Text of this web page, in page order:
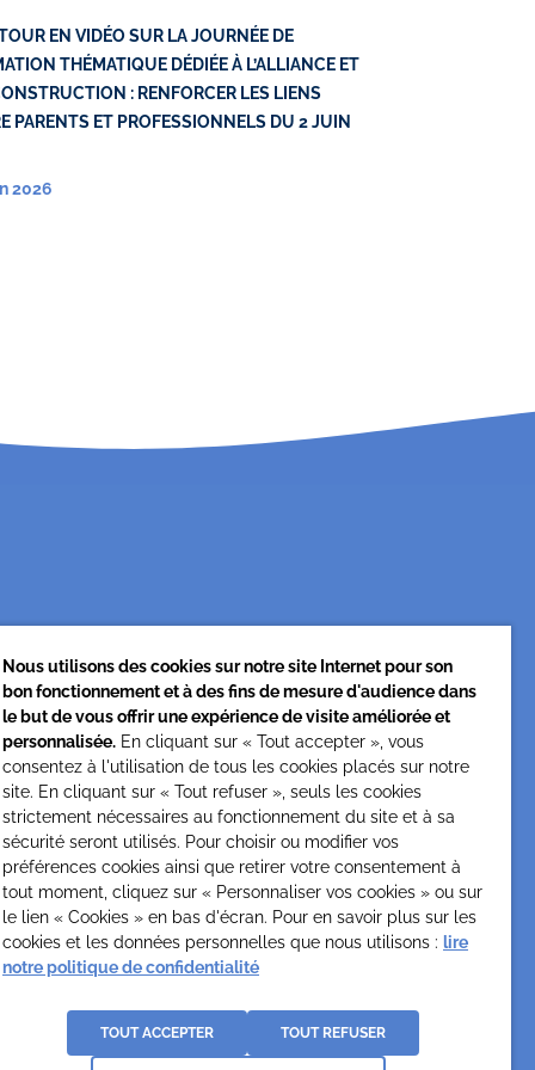
EN VIDÉO SUR LA JOURNÉE DE
THÉMATIQUE DÉDIÉE À L’ALLIANCE ET
: RENFORCER LES LIENS
PARENTS ET PROFESSIONNELS DU 2 JUIN
2026
Cesap Formation
formation@cesap.asso.fr
01 53 20 68 58
Nous utilisons des cookies sur notre site Internet pour son
bon fonctionnement et à des fins de mesure d'audience dans
le but de vous offrir une expérience de visite améliorée et
personnalisée. En cliquant sur « Tout accepter », vous
consentez à l'utilisation de tous les cookies placés sur notre
site. En cliquant sur « Tout refuser », seuls les cookies
strictement nécessaires au fonctionnement du site et à sa
sécurité seront utilisés. Pour choisir ou modifier vos
préférences cookies ainsi que retirer votre consentement à
tout moment, cliquez sur « Personnaliser vos cookies » ou sur
le lien « Cookies » en bas d'écran. Pour en savoir plus sur les
cookies et les données personnelles que nous utilisons : lire
notre politique de confidentialité
TOUT ACCEPTER TOUT REFUSER